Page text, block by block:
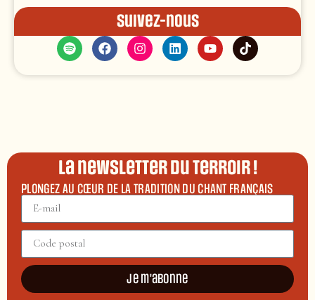
Suivez-nous
La newsletter du terroir !
PLONGEZ AU CŒUR DE LA TRADITION DU CHANT FRANÇAIS
Je m'abonne